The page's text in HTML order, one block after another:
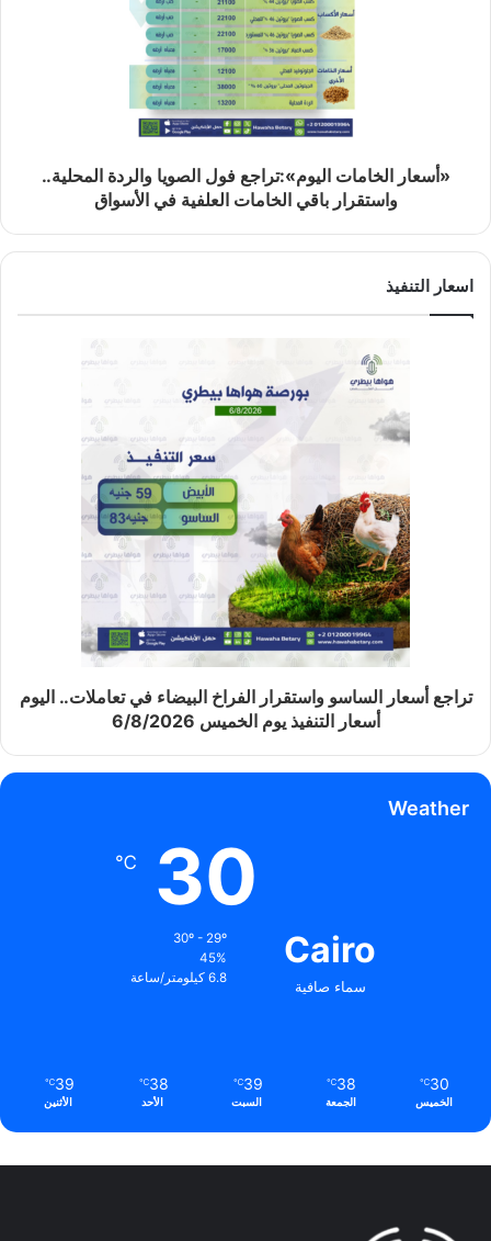
«أسعار الخامات اليوم»:تراجع فول الصويا والردة المحلية..
واستقرار باقي الخامات العلفية في الأسواق
اسعار التنفيذ
تراجع أسعار الساسو واستقرار الفراخ البيضاء في تعاملات.. اليوم
أسعار التنفيذ يوم الخميس 6/8/2026
Weather
Cairo
سماء صافية
30
℃
45%
6.8 كيلومتر/ساعة
30
℃
الخميس
38
℃
الجمعة
39
℃
السبت
38
℃
الأحد
39
℃
الأثنين